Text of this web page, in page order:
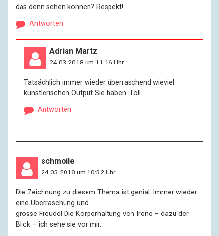
das denn sehen können? Respekt!
Antworten
Adrian Martz
24.03.2018 um 11:16 Uhr
Tatsächlich immer wieder überraschend wieviel
künstlerischen Output Sie haben. Toll.
Antworten
schmoile
24.03.2018 um 10:32 Uhr
Die Zeichnung zu diesem Thema ist genial. Immer wieder
eine Überraschung und
grosse Freude! Die Körperhaltung von Irene – dazu der
Blick – ich sehe sie vor mir.